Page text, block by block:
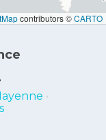
contributors ©CARTO
•